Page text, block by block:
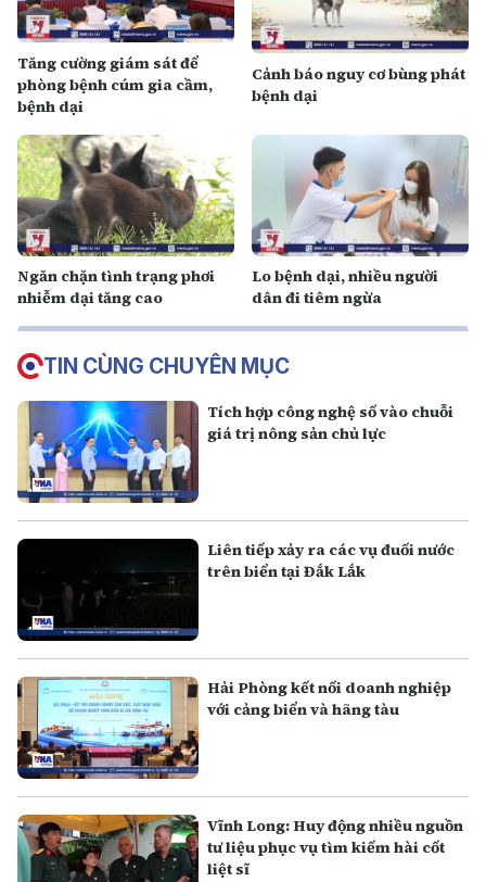
Tăng cường giám sát để
phòng bệnh cúm gia cầm,
bệnh dại
Cảnh báo nguy cơ bùng phát
bệnh dại
Ngăn chặn tình trạng phơi
nhiễm dại tăng cao
Lo bệnh dại, nhiều người
dân đi tiêm ngừa
TIN CÙNG CHUYÊN MỤC
Tích hợp công nghệ số vào chuỗi
giá trị nông sản chủ lực
Liên tiếp xảy ra các vụ đuối nước
trên biển tại Đắk Lắk
Hải Phòng kết nối doanh nghiệp
với cảng biển và hãng tàu
Vĩnh Long: Huy động nhiều nguồn
tư liệu phục vụ tìm kiếm hài cốt
liệt sĩ